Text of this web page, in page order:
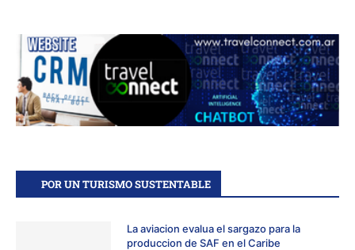
POR UN TURISMO SUSTENTABLE
La aviacion evalua el sargazo para la
produccion de SAF en el Caribe